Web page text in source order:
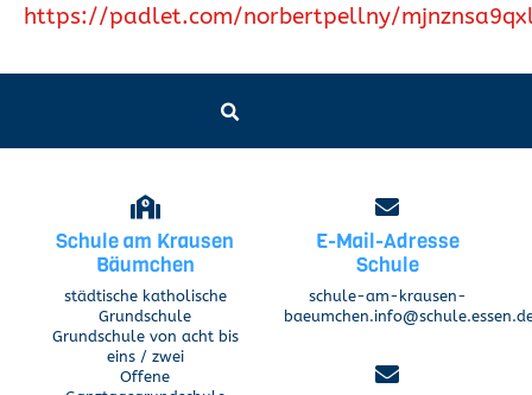
https://padlet.com/norbertpellny/
Schule am Krausen
Bäumchen
städtische katholische
Grundschule
Grundschule von acht bis
eins / zwei
Offene
E-Mail-Adresse
Schule
schule-am-krausen-